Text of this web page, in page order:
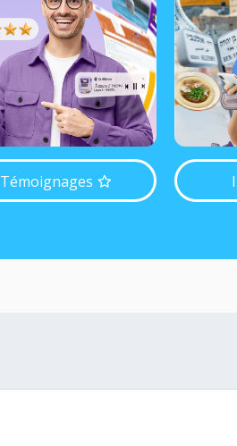
Témoignages